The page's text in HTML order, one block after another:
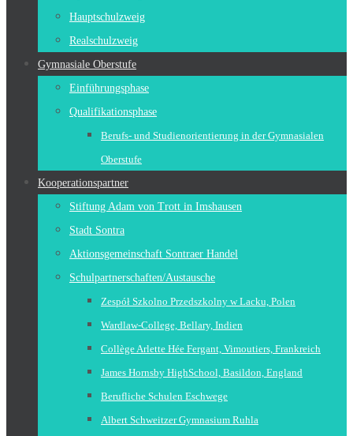
Hauptschulzweig
Realschulzweig
Gymnasiale Oberstufe
Einführungsphase
Qualifikationsphase
Berufs- und Studienorientierung in der Gymnasialen
Oberstufe
Kooperationspartner
Stiftung Adam von Trott in Imshausen
Stadt Sontra
Aktionsgemeinschaft Sontraer Handel
Schulpartnerschaften/Austausche
Zespół Szkolno Przedszkolny w Lacku, Polen
Wardlaw-College, Bellary, Indien
Collège Arlette Hée Fergant, Vimoutiers, Frankreich
James Hornsby HighSchool, Basildon, England
Berufliche Schulen Eschwege
Albert Schweitzer Gymnasium Ruhla